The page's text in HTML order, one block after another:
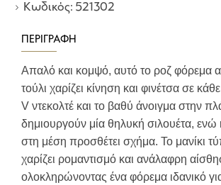
Κωδικός: 521302
ΠΕΡΙΓΡΑΦΉ
Απαλό και κομψό, αυτό το ροζ φόρεμα
τούλι χαρίζει κίνηση και φινέτσα σε
V ντεκολτέ και το βαθύ άνοιγμα στην
δημιουργούν μία θηλυκή σιλουέτα, ενώ
στη μέση προσθέτει σχήμα. Το μανίκι
χαρίζει ρομαντισμό και ανάλαφρη
ολοκληρώνοντας ένα φόρεμα ιδανικό για